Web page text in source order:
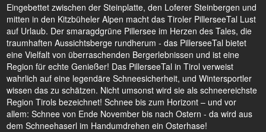
Eingebettet zwischen der Steinplatte, den Loferer Steinbergen und
mitten in den Kitzbüheler Alpen macht das Tiroler PillerseeTal Lust
auf Urlaub. Der smaragdgrüne Pillersee im Herzen des Tales, die
traumhaften Aussichtsberge rundherum - das PillerseeTal bietet
eine Vielfalt von überraschenden Bergerlebnissen und ist eine
Region für echte Genießer! Das PillerseeTal in Tirol verweist
wahrlich auf eine legendäre Schneesicherheit, und Wintersportler
wissen das zu schätzen. Nicht umsonst wird sie als schneereichste
Region Tirols bezeichnet! Schnee bis zum Horizont – und vor
allem: Schnee von Ende November bis nach Ostern - da wird aus
dem Schneehaserl im Handumdrehen ein Osterhase!